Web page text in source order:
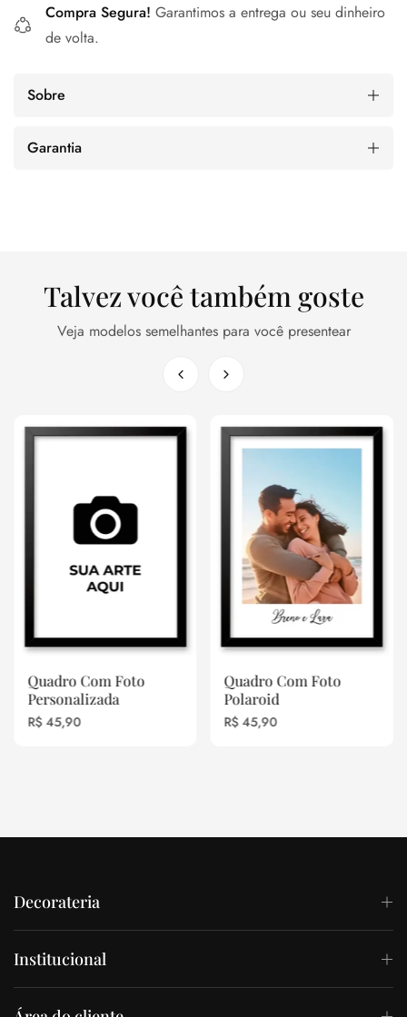
Compra Segura! Garantimos a entrega ou seu dinheiro
de volta.
Sobre
Garantia
Talvez você também goste
Veja modelos semelhantes para você presentear
Quadro Com Foto
Personalizada
Preço
R$ 45,90
Quadro Com Foto
Polaroid
Preço
R$ 45,90
Decorateria
Institucional